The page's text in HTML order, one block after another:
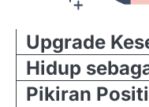
Upgrade
Hidup
Pikiran